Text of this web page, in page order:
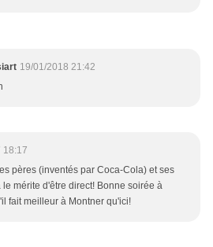
19/01/2018 21:42
18:17
pères (inventés par Coca-Cola) et ses
mérite d'être direct! Bonne soirée à
fait meilleur à Montner qu'ici!